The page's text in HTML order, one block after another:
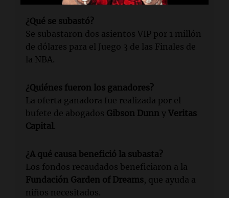
¿Qué se subastó?
Se subastaron dos asientos VIP por 1 millón
de dólares para el Juego 3 de las Finales de
la NBA.
¿Quiénes fueron los ganadores?
La oferta ganadora fue realizada por el
bufete de abogados Gibson Dunn y Veritas
Capital .
¿A qué causa benefició la subasta?
Los fondos recaudados beneficiaron a la
Fundación Garden of Dreams, que ayuda a
niños necesitados.